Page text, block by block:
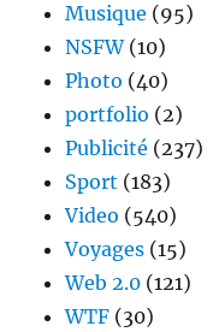
Musique (95)
NSFW(10)
Photo (40)
portfolio (2)
Publicité (237)
Sport (183)
Video (540)
Voyages (15)
Web 2.0 (121)
WTF (30)